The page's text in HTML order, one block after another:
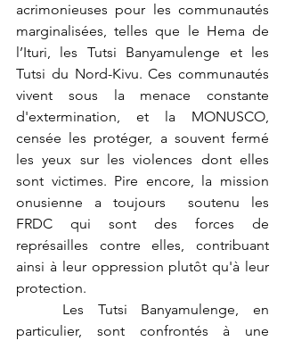
acrimonieuses pour les communautés
marginalisées, telles que le Hema de
l’Ituri, les Tutsi Banyamulenge et les
Tutsi du Nord-Kivu. Ces communautés
vivent sous la menace constante
d'extermination, et la MONUSCO,
censée les protéger, a souvent fermé
les yeux sur les violences dont elles
sont victimes. Pire encore, la mission
onusienne a toujours  soutenu les
FRDC qui sont des forces de
représailles contre elles, contribuant
ainsi à leur oppression plutôt qu'à leur
protection.
particulier, sont confrontés à une